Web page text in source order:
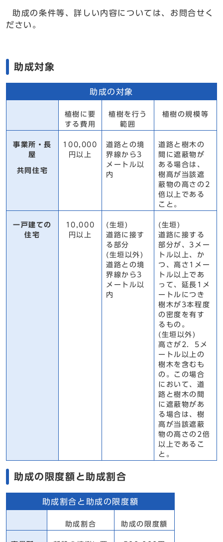
助成の条件等、詳しい内容については、お問合せく
ださい。
助成対象
助成の対象
植樹に要
する費用
植樹を行う
範囲
植樹の規模等
事業所・長
屋
共同住宅
100,000
円以上
道路との境
界線から3
メートル以
内
道路と樹木の
間に遮蔽物が
ある場合は、
樹高が当該遮
蔽物の高さの2
倍以上である
こと。
一戸建ての
住宅
10,000
円以上
(生垣)
道路に接す
る部分
(生垣以外)
道路との境
界線から3
メートル以
内
(生垣)
道路に接する
部分が、3メー
トル以上、か
つ、高さ1メー
トル以上であ
って、延長1メ
ートルにつき
樹木が3本程度
の密度を有す
るもの。
(生垣以外)
高さが2．5メ
ートル以上の
樹木を含むも
の。この場合
において、道
路と樹木の間
に遮蔽物があ
る場合は、樹
高が当該遮蔽
物の高さの2倍
以上であるこ
と。
助成の限度額と助成割合
助成割合と助成の限度額
助成割合 助成の限度額